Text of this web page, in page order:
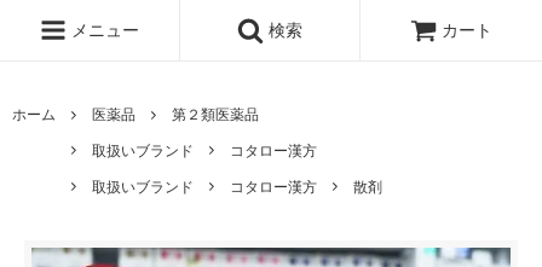
メニュー 検索 カート
ホーム 医薬品
第２類医薬品
取扱いブランド
コタロー漢方
取扱いブランド
コタロー漢方 散剤